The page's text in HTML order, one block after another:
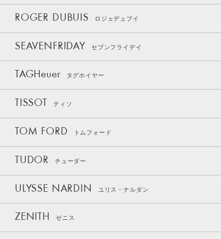
ROGER DUBUIS ロジェデュブイ
SEAVENFRIDAY セブンフライデイ
TAGHeuer タグホイヤー
TISSOT ティソ
TOM FORD トムフォード
TUDOR チューダー
ULYSSE NARDIN ユリス・ナルダン
ZENITH ゼニス